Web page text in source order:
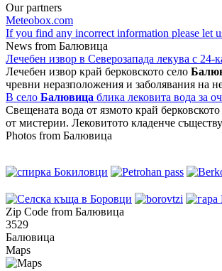
Our partners
Meteobox.com
If you find any incorrect information please let
News from Балювица
Лечебен извор в Северозапада лекува с
Лечебен извор край берковското село
чревни неразположения и заболявания на
В село Балювица блика лековита вода за
Свещената вода от язмото край берковското
от мистерии. Лековитото кладенче
Photos from Балювица
Zip Code from Балювица
3529
Балювица
Maps